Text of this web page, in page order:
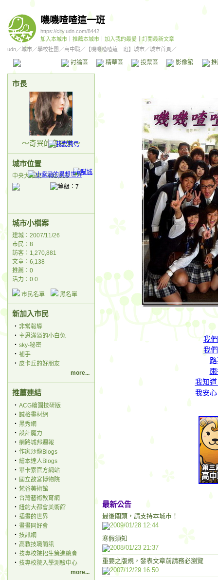
嘰嘰喳喳這一班
https://city.udn.com/8442
加入本城市
推薦本城市 加入我的最愛 ｜ 訂閱最新文章
udn／城市／學校社團 ／高中職／ 【嘰嘰喳喳這一班】城市／城市首頁／
討論區 精華區 投票區 影像館
市長
～奇異的奇異果～
城市位置
中央大草原／402,315
城市小檔案
建城：2007/11/26
市民：8
訪客：1,270,881
文章：6,138
推薦： 0
活力：0.0
市民名單 黑名單
新加入市民
‧ 非常報導
‧ 主恩滿溢的小白兔
‧ sky-秘密
‧ 補手
‧ 皮卡丘的好朋友
more...
推薦連結
‧ ACG繪圖技研版
‧ 誠格畫材網
‧ 黑秀網
‧ 設計魔力
‧ 網路城邦週報
‧ 作家沙龍Blogs
‧ 繪本達人Blogs
‧ 畢卡索官方網站
‧ 國立故宮博物院
‧ 梵谷美術館
‧ 台灣藝術教育網
‧ 紐約大都會美術館
‧ 插畫的世界
‧ 畫畫同好會
‧ 技訊網
‧ 高教技職簡訊
‧ 技專校院招生策進總會
‧ 技專校院入學測驗中心
more...
我
我
我知
我安
最新公告
最後關頭，請支持本城市！
2009/01/28 12:44
寒假須知
2008/01/23 21:37
重要之版規，發表文章前請務必瀏覽
2007/12/29 16:50